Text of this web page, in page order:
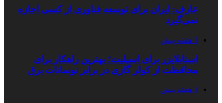
عارف: ایران برای توسعه فناوری از کسی اجازه
نمی‌گیرد
3 هفته پیش
استابلایزر برای اسپلیت؛ بهترین راهکار برای
محافظت از کولر گازی در برابر نوسانات برق
3 هفته پیش